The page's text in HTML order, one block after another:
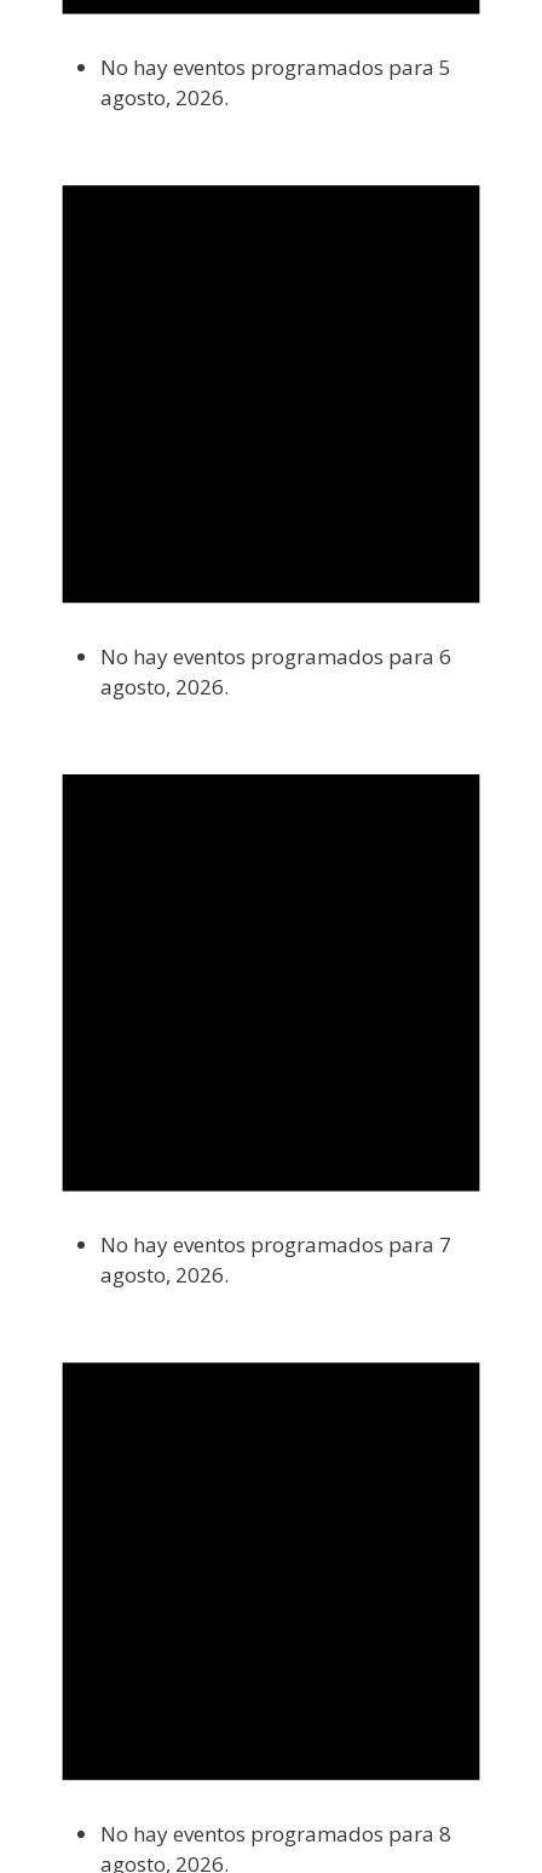
No hay eventos programados para 5
agosto, 2026.
No hay eventos programados para 6
agosto, 2026.
No hay eventos programados para 7
agosto, 2026.
No hay eventos programados para 8
agosto, 2026.